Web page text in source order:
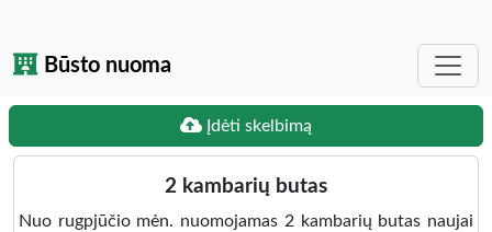
Būsto nuoma
Įdėti skelbimą
2 kambarių butas
Nuo rugpjūčio mėn. nuomojamas 2 kambarių butas naujai